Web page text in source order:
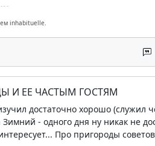
inhabituelle.
И ЕЕ ЧАСТЫМ ГОСТЯМ
достаточно хорошо (служил
- одного дня ну никак не
Про пригороды